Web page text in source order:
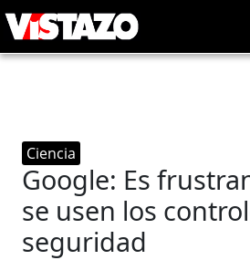
Ciencia
Google: Es
se usen los
seguridad